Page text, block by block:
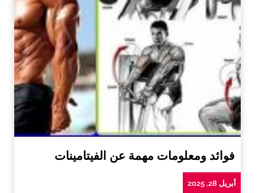
فوائد ومعلومات مهمة عن الفيتامينات
أبريل 28, 2025